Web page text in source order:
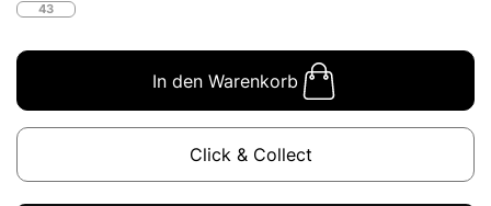
43
In den Warenkorb
Click & Collect